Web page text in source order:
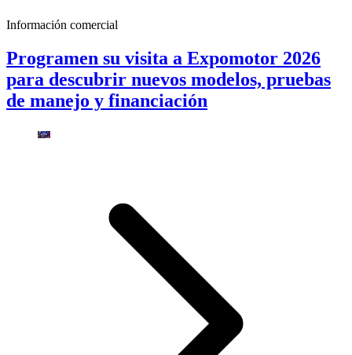
Información comercial
Programen su visita a Expomotor 2026
para descubrir nuevos modelos, pruebas
de manejo y financiación